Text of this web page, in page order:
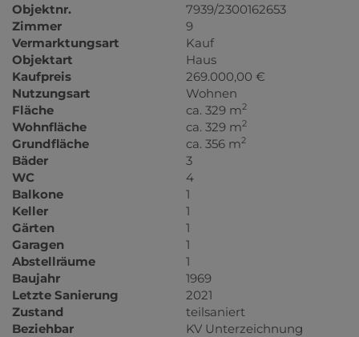
Objektnr.
7939/2300162653
Zimmer
9
Vermarktungsart
Kauf
Objektart
Haus
Kaufpreis
269.000,00 €
Nutzungsart
Wohnen
Fläche
ca. 329 m2
Wohnfläche ca. 329 m2
Grundfläche ca. 356 m2
Bäder
3
WC
4
Balkone
1
Keller
1
Gärten
1
Garagen
1
Abstellräume
1
Baujahr
1969
Letzte Sanierung
2021
Zustand
teilsaniert
Beziehbar
KV Unterzeichnung